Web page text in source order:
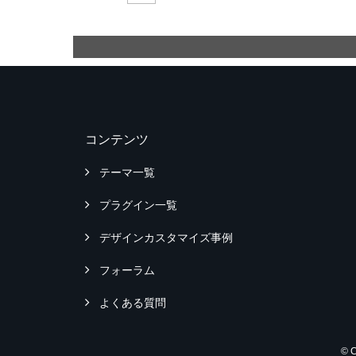
コンテンツ
テーマ一覧
プラグイン一覧
デザインカスタマイズ事例
フォーラム
よくある質問
©